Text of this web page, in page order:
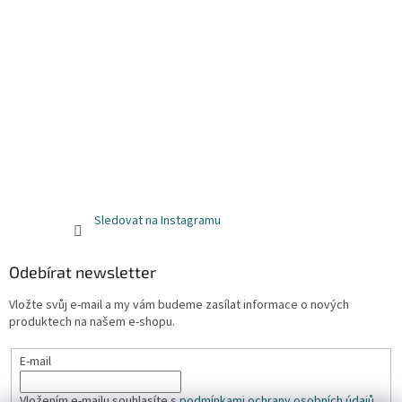
Sledovat na Instagramu
Odebírat newsletter
Vložte svůj e-mail a my vám budeme zasílat informace o nových
produktech na našem e-shopu.
E-mail